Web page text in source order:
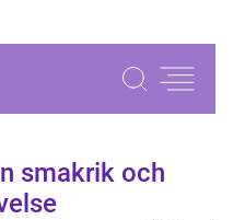
smakrik och